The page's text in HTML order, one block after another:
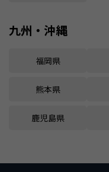
九州・沖縄
福岡県
熊本県
鹿児島県